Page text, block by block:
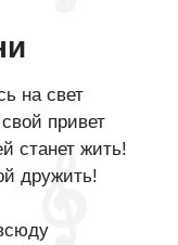
на свет
привет
станет жить!
дружить!